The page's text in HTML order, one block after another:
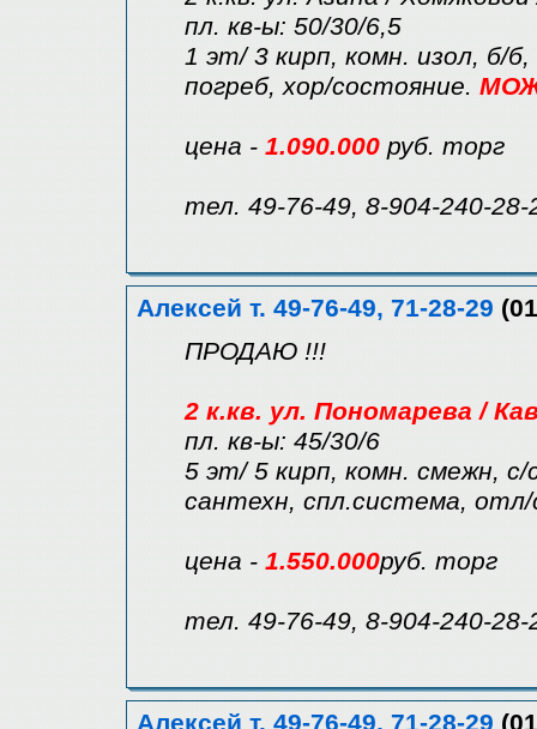
пл. кв-ы: 50/30/6,5
1 эт/ 3 кирп, комн. изол, б/
погреб, хор/состояние.
цена - 1.090.000 руб. торг
тел. 49-76-49, 8-904-240-28-
Алексей т. 49-76-49, 71-28-29
ПРОДАЮ !!!
2 к.кв. ул. Пономарева /
пл. кв-ы: 45/30/6
5 эт/ 5 кирп, комн. смежн,
сантехн, спл.система,
цена - 1.550.000руб. торг
тел. 49-76-49, 8-904-240-28-